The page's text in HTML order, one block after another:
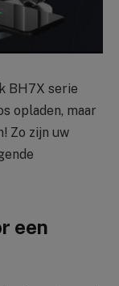
BH7X serie
opladen, maar
Zo zijn uw
een